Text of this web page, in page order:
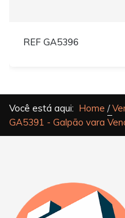
REF GA5396
Você está aqui: Home
GA5391 - Galpão vara